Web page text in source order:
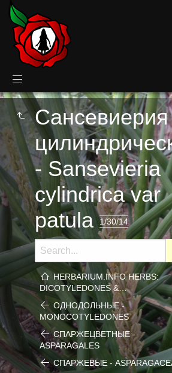
Сансевиерия
- Sansevieria
cylindrica var
patula1/30/14
HERBARIUM.INFO HERBS:
DICOTYLEDONES &…
ОДНОДОЛЬНЫЕ -
MONOCOTYLEDONES
СПАРЖЕЦВЕТНЫЕ -
ASPARAGALES
СПАРЖЕВЫЕ -